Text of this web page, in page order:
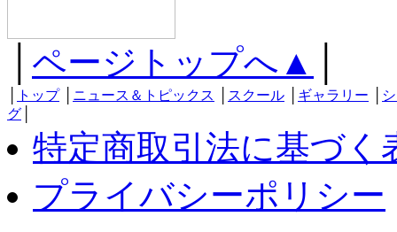
ページトップへ▲
トップ│ ニュース＆トピックス スクール ギャラリー
グ
特定商取引法に基づく
プライバシーポリシー